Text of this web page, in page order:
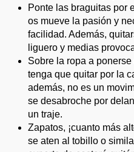
Ponte las braguitas por
os mueve la pasión y
facilidad. Además,
liguero y medias
Sobre la ropa a
tenga que quitar por la
además, no es un
se desabroche por
un traje.
Zapatos, ¡cuanto más
se aten al tobillo o